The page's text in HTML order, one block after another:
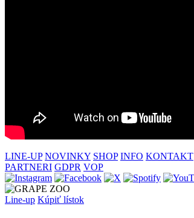
LINE-UP NOVINKY SHOP INFO KONTAKT
PARTNERI GDPR VOP
Line-up Kúpiť lístok